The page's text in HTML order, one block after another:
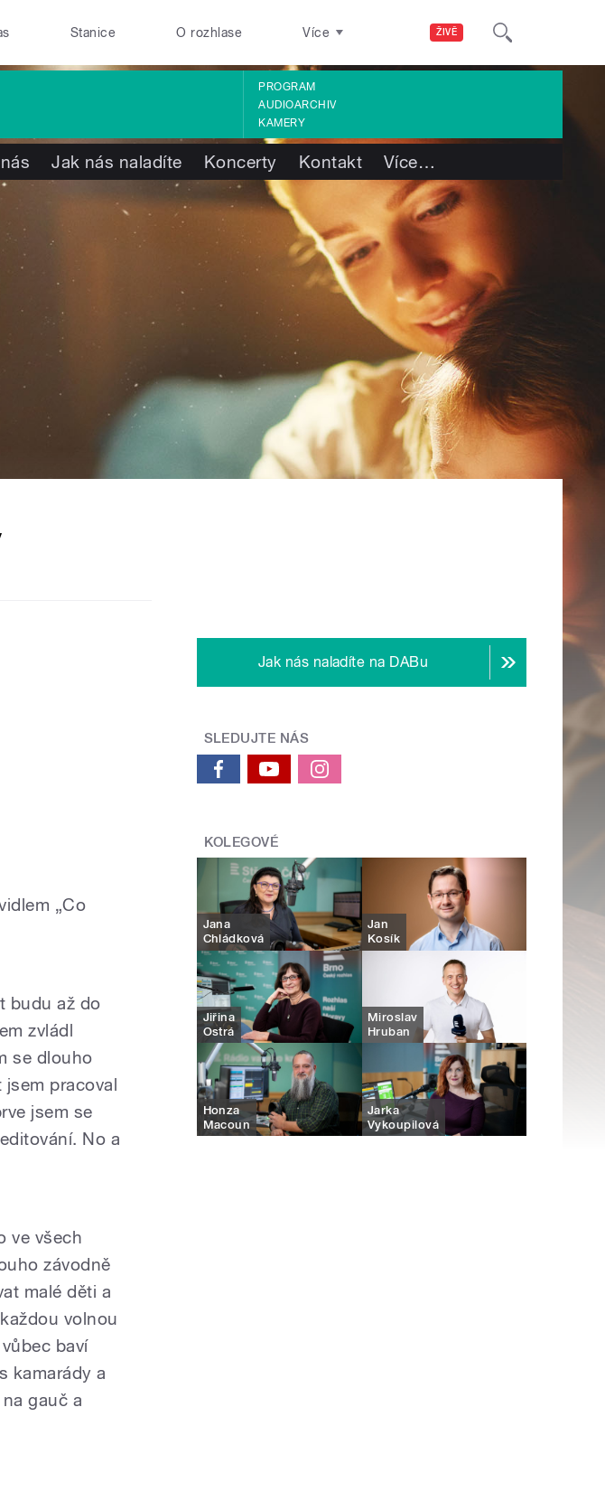
ŽIVĚ
Stanice O rozhlase Více
PROGRAM
AUDIOARCHIV
KAMERY
Jak nás naladíte Koncerty Kontakt Více…
„Co
budu až do
zvládl
se dlouho
jsem pracoval
jsem se
No a
ve všech
závodně
malé děti a
volnou
baví
kamarády a
gauč a
Jak nás naladíte na DABu
SLEDUJTE NÁS
KOLEGOVÉ
Jana
Chládková
Jan
Kosík
Jiřina
Ostrá
Miroslav
Hruban
Honza
Macoun
Jarka
Vykoupilová